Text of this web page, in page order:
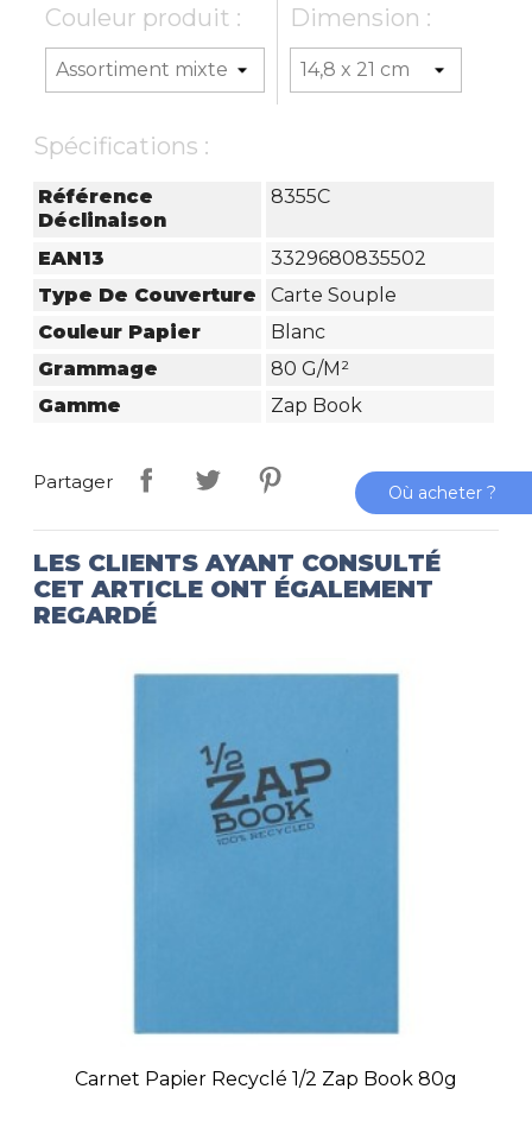
Couleur produit : Dimension :
Spécifications :
Référence
Déclinaison
8355C
EAN13
3329680835502
Type De Couverture
Carte Souple
Couleur Papier
Blanc
Grammage
80 G/m²
Gamme
Zap Book
Partager
LES CLIENTS AYANT CONSULTÉ
CET ARTICLE ONT ÉGALEMENT
REGARDÉ
Carnet Papier Recyclé 1/2 Zap Book 80g
Où acheter ?